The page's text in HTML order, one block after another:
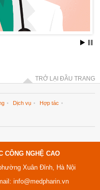
TRỞ LẠI ĐẦU TRANG
Dịch vụ
Hợp tác
CÔNG NGHỆ CAO
Xuân Đỉnh, Hà Nội
info@medpharin.vn